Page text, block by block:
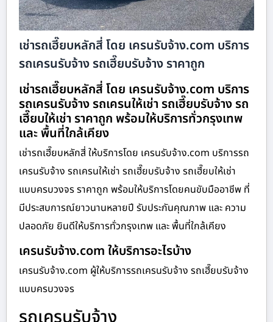
เช่ารถเฮี๊ยบหลักสี่ โดย เครนรับจ้าง.com บริการ
รถเครนรับจ้าง รถเฮี๊ยบรับจ้าง ราคาถูก
เช่ารถเฮี๊ยบหลักสี่ โดย เครนรับจ้าง.com บริการ
รถเครนรับจ้าง รถเครนให้เช่า รถเฮี๊ยบรับจ้าง รถ
เฮี๊ยบให้เช่า ราคาถูก พร้อมให้บริการทั่วกรุงเทพ
และ พื้นที่ใกล้เคียง
เช่ารถเฮี๊ยบหลักสี่ ให้บริการโดย เครนรับจ้าง.com บริการรถ
เครนรับจ้าง รถเครนให้เช่า รถเฮี๊ยบรับจ้าง รถเฮี๊ยบให้เช่า
แบบครบวงจร ราคาถูก พร้อมให้บริการโดยคนขับมืออาชีพ ที่
มีประสบการณ์ยาวนานหลายปี รับประกันคุณภาพ และ ความ
ปลอดภัย ยินดีให้บริการทั่วกรุงเทพ และ พื้นที่ใกล้เคียง
เครนรับจ้าง.com ให้บริการอะไรบ้าง
เครนรับจ้าง.com ผู้ให้บริการรถเครนรับจ้าง รถเฮี๊ยบรับจ้าง
แบบครบวงจร